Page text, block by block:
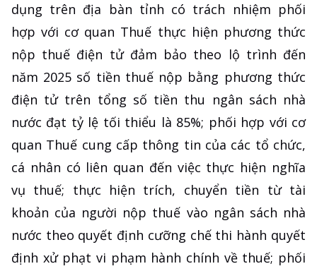
dụng trên địa bàn tỉnh có trách nhiệm phối
hợp với cơ quan Thuế thực hiện phương thức
nộp thuế điện tử đảm bảo theo lộ trình đến
năm 2025 số tiền thuế nộp bằng phương thức
điện tử trên tổng số tiền thu ngân sách nhà
nước đạt tỷ lệ tối thiểu là 85%; phối hợp với cơ
quan Thuế cung cấp thông tin của các tổ chức,
cá nhân có liên quan đến việc thực hiện nghĩa
vụ thuế; thực hiện trích, chuyển tiền từ tài
khoản của người nộp thuế vào ngân sách nhà
nước theo quyết định cưỡng chế thi hành quyết
định xử phạt vi phạm hành chính về thuế; phối